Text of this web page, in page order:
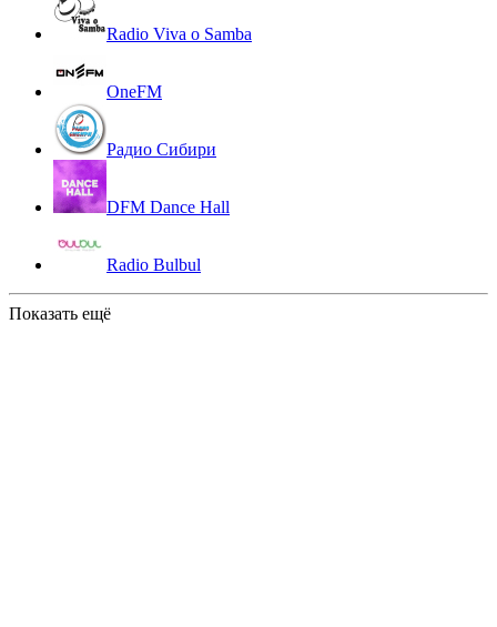
Radio Viva o Samba
OneFM
Радио Сибири
DFM Dance Hall
Radio Bulbul
Показать ещё